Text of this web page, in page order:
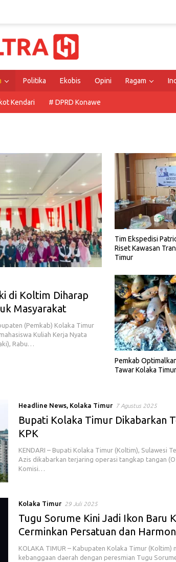
Politika Ekobis Opini Ragam
Kendari # DPRD Konawe
di Koltim Diharap
Masyarakat
(Pemkab) Kolaka Timur
Kuliah Kerja Nyata
Rabu…
Tim Ekspedisi
Riset Kawasan
Timur
Pemkab
Tawar Kolaka Timur
Headline News, Kolaka Timur 7 Agustus 2025
Bupati Kolaka Timur Dikabarkan
KPK
KENDARI – Bupati Kolaka Timur (Koltim), Sulawesi
Azis dikabarkan terjaring operasi tangkap tangan
Komisi…
Kolaka Timur 29 Juli 2025
Tugu Sorume Kini Jadi Ikon Baru
Cerminkan Persatuan dan
KOLAKA TIMUR – Kabupaten Kolaka Timur (Koltim)
kebanggaan daerah dengan peresmian Tugu